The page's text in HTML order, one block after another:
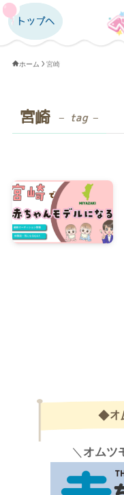
トップへ
トップへ
ホーム 宮崎
宮崎 – tag –
◆オ
＼ オムツ